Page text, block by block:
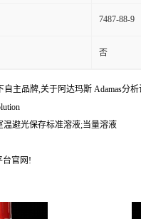
7487-88-9
否
自主品牌,关于阿达玛斯 Adamas分
温避光保存标准溶液;当量溶液
台官网!